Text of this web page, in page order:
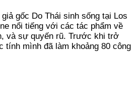
gốc Do Thái sinh sống tại Los
nổi tiếng với các tác phẩm về
và sự quyến rũ. Trước khi trở
tính mình đã làm khoảng 80 công